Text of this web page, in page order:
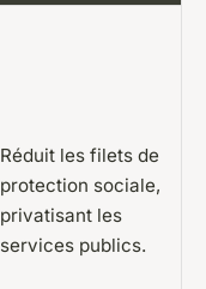
Réduit les filets de
protection sociale,
privatisant les
services publics.